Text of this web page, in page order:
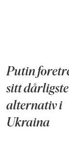
Putin
sitt dårligste
alternativ i
Ukraina